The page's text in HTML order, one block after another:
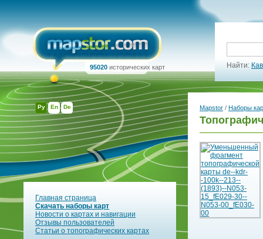
Ру En De
95020 исторических карт Найти:
Главная страница
Скачать наборы карт
Новости о картах и навигации
Отзывы пользователей
Статьи о топографических картах
Mapstor / Наборы